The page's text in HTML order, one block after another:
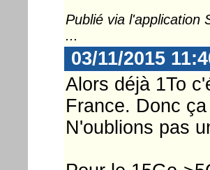
Publié via l'application
...
03/11/2015
Alors déjà 1To
France. Donc
N'oublions pas